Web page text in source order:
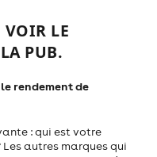
VOIR LE
PUB.
rendement de
: qui est votre
autres marques qui